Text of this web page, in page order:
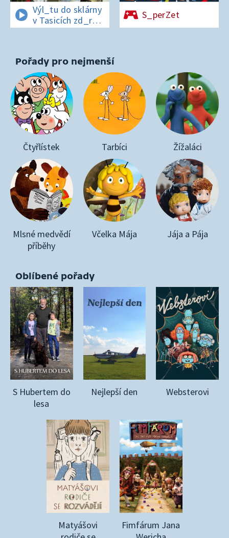
Výl_tu do sklárny
v Tasicích zd_r
a Čern_bílovi
S_perZet
Pořady pro nejmenší
Čtyřlístek Tarbíci Žížaláci
Mlsné medvědí
příběhy
Včelka Mája Jája a Pája
Oblíbené pořady
S Hubertem do
lesa
Nejlepší den Websterovi
Matyášovi
Fimfárum Jana